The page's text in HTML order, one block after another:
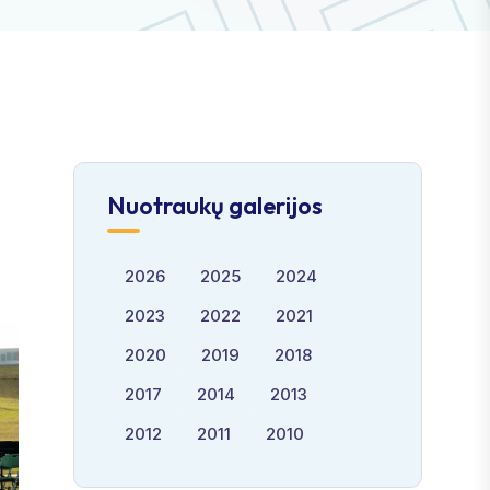
Nuotraukų galerijos
2026 2025
2024
2023
2022
2021
2020
2019
2018
2017
2014
2013
2012
2011 2010